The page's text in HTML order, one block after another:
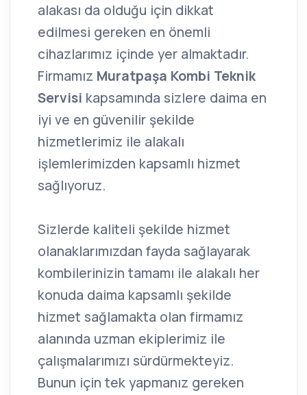
alakası da olduğu için dikkat
edilmesi gereken en önemli
cihazlarımız içinde yer almaktadır.
Firmamız Muratpaşa Kombi Teknik
Servisi kapsamında sizlere daima en
iyi ve en güvenilir şekilde
hizmetlerimiz ile alakalı
işlemlerimizden kapsamlı hizmet
sağlıyoruz.
Sizlerde kaliteli şekilde hizmet
olanaklarımızdan fayda sağlayarak
kombilerinizin tamamı ile alakalı her
konuda daima kapsamlı şekilde
hizmet sağlamakta olan firmamız
alanında uzman ekiplerimiz ile
çalışmalarımızı sürdürmekteyiz.
Bunun için tek yapmanız gereken